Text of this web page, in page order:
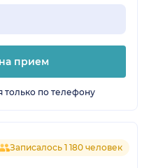
прием
только по телефону
Записалось 1 180 человек